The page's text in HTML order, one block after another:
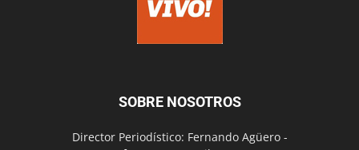
SOBRE NOSOTROS
Director Periodístico: Fernando Agüero -